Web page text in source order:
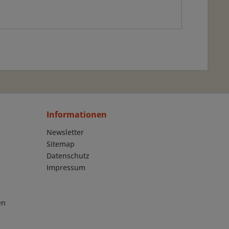
Informationen
Newsletter
Sitemap
Datenschutz
Impressum